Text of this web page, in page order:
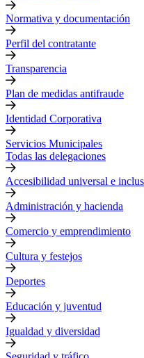
Normativa y documentación
Perfil del contratante
Transparencia
Plan de medidas antifraude
Identidad Corporativa
Servicios Municipales
Todas las delegaciones
Accesibilidad universal e
Administración y hacienda
Comercio y emprendimiento
Cultura y festejos
Deportes
Educación y juventud
Igualdad y diversidad